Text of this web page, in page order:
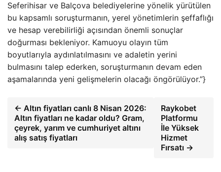
Seferihisar ve Balçova belediyelerine yönelik yürütülen
bu kapsamlı soruşturmanın, yerel yönetimlerin şeffaflığı
ve hesap verebilirliği açısından önemli sonuçlar
doğurması bekleniyor. Kamuoyu olayın tüm
boyutlarıyla aydınlatılmasını ve adaletin yerini
bulmasını talep ederken, soruşturmanın devam eden
aşamalarında yeni gelişmelerin olacağı öngörülüyor.”}
← Altın fiyatları canlı 8 Nisan 2026:
Altın fiyatları ne kadar oldu? Gram,
çeyrek, yarım ve cumhuriyet altını
alış satış fiyatları
Raykobet
Platformu
İle Yüksek
Hizmet
Fırsatı →